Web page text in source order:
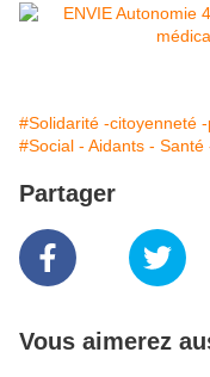
#Solidarité -citoyenneté
#Social - Aidants - Santé
Partager
Vous aimerez